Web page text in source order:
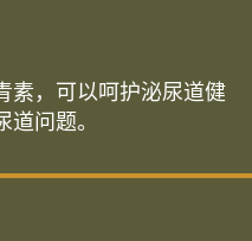
素，可以呵护泌尿道健
问题。